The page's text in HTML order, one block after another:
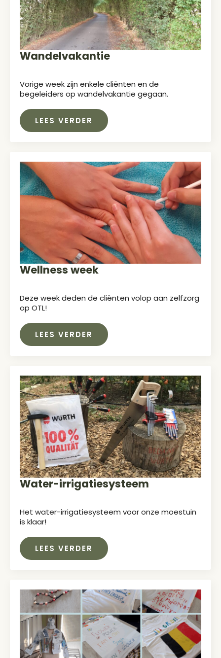
Wandelvakantie
Vorige week zijn enkele cliënten en de
begeleiders op wandelvakantie gegaan.
LEES VERDER
Wellness week
Deze week deden de cliënten volop aan zelfzorg
op OTL!
LEES VERDER
Water-irrigatiesysteem
Het water-irrigatiesysteem voor onze moestuin
is klaar!
LEES VERDER